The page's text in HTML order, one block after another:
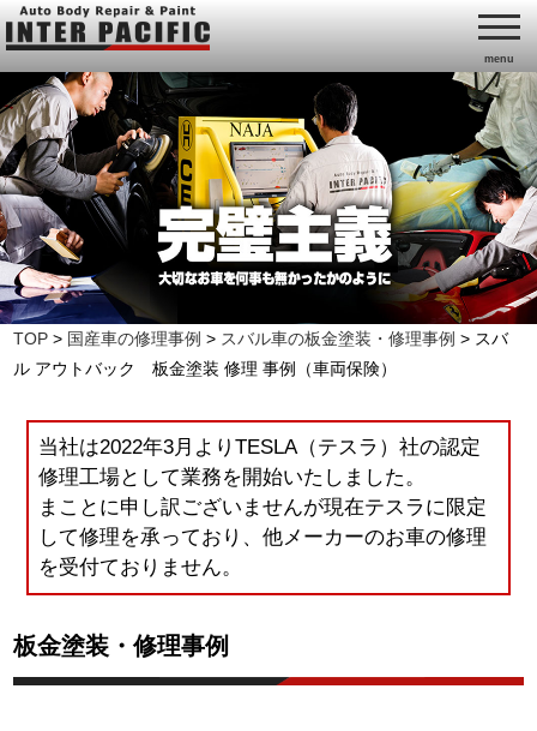
menu
TOP > 国産車の修理事例 > スバル車の板金塗装・修理事例 > スバ
ル アウトバック 板金塗装 修理 事例（車両保険）
当社は2022年3月よりTESLA（テスラ）社の認定
修理工場として業務を開始いたしました。
まことに申し訳ございませんが現在テスラに限定
して修理を承っており、他メーカーのお車の修理
を受付ておりません。
板金塗装・修理事例